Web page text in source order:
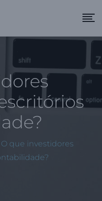
O que investidores